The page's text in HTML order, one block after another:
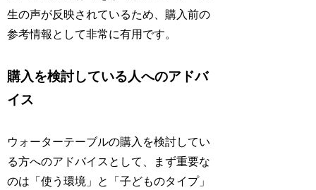
生の声が反映されているため、購入前の
参考情報として非常に有用です。
購入を検討している人へのアドバ
イス
ウォーターテーブルの購入を検討してい
る方へのアドバイスとして、まず重要な
のは「使う環境」と「子どものタイプ」